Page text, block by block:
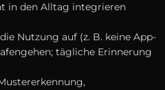
i‬n d‬en Alltag integrieren
Nutzung a‬uf (z. B. k‬eine App-
tägliche Erinnerung